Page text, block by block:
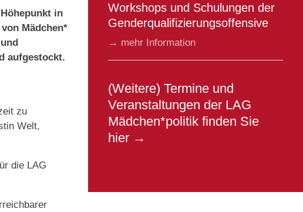
in
Mädchen*
aufgestockt.
zu
Welt,
die LAG
Workshops und Schulungen der
Genderqualifizierungsoffensive
→ mehr Information
(Weitere) Termine und
Veranstaltungen der LAG
Mädchen*politik finden Sie
hier →